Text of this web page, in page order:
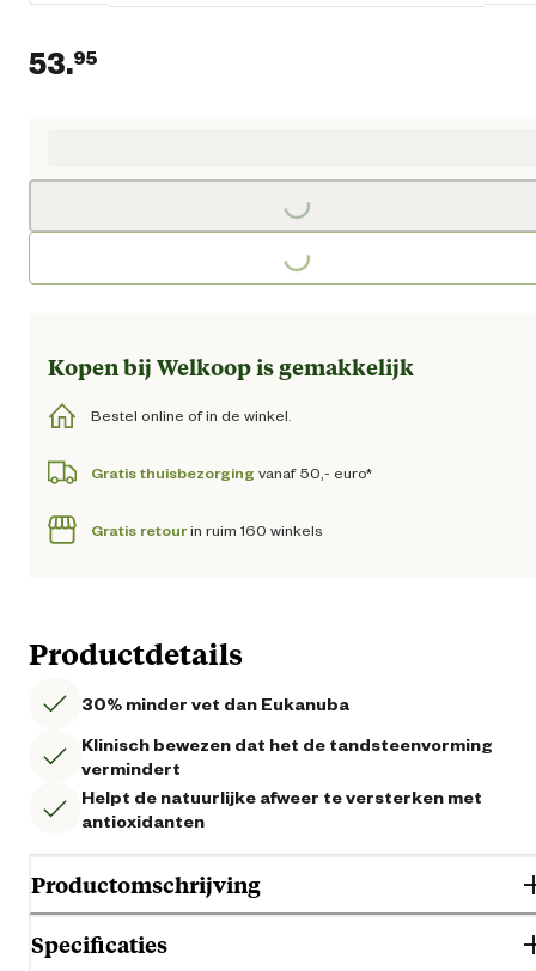
53.95
Loading...
Loading...
Kopen bij Welkoop is gemakkelijk
Bestel online of in de winkel.
Gratis thuisbezorging vanaf 50,- euro*
Gratis retourin ruim 160 winkels
Productdetails
30% minder vet dan Eukanuba
Klinisch bewezen dat het de tandsteenvorming
vermindert
Helpt de natuurlijke afweer te versterken met
antioxidanten
Productomschrijving
Eukanuba Adult Weight Control Large Breed - Hondenvoer. Eukanuba's
Specificaties